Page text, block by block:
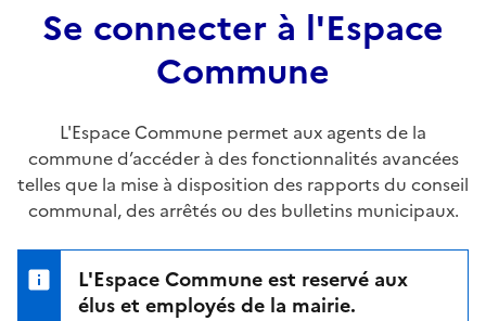
Se connecter à l'Espace
Commune
L'Espace Commune permet aux agents de la
commune d’accéder à des fonctionnalités avancées
telles que la mise à disposition des rapports du conseil
communal, des arrêtés ou des bulletins municipaux.
L'Espace Commune est reservé aux
élus et employés de la mairie.